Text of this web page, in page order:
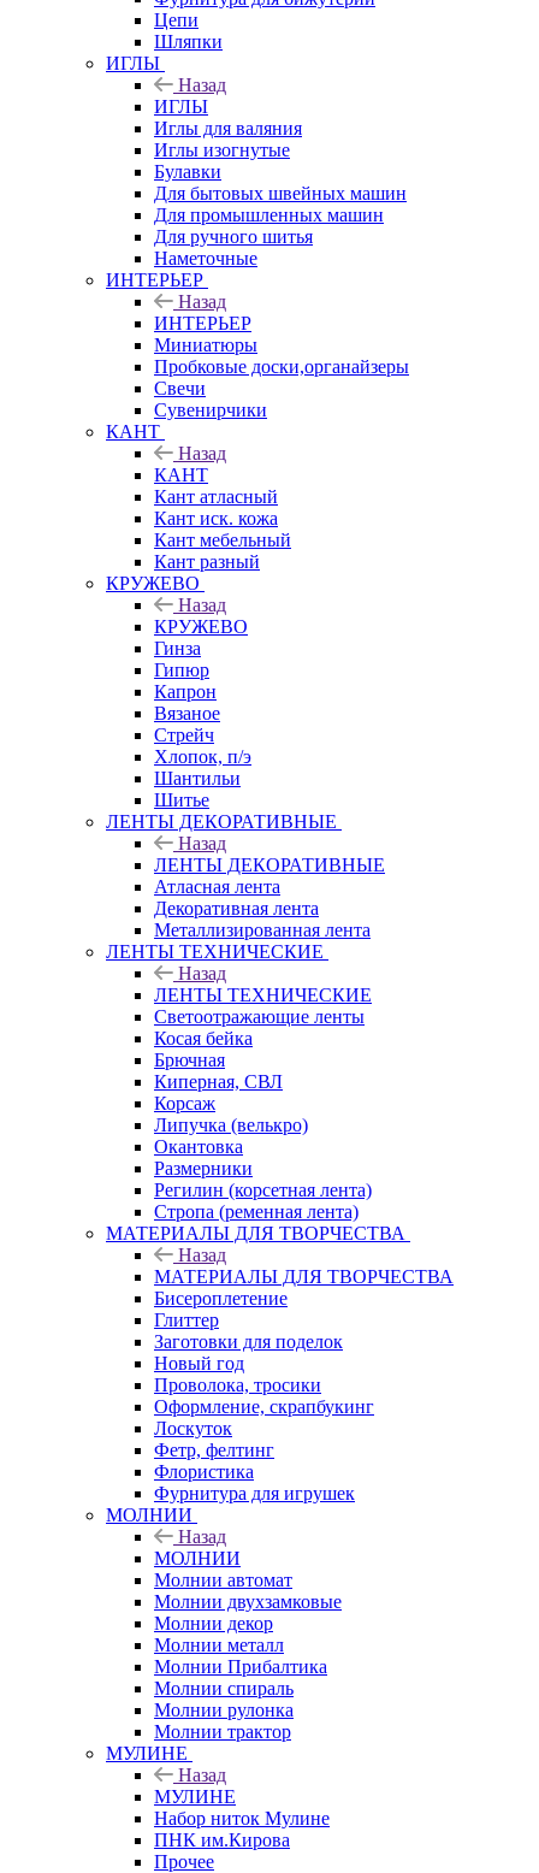
Цепи
Шляпки
ИГЛЫ
Назад
ИГЛЫ
Иглы для валяния
Иглы изогнутые
Булавки
Для бытовых швейных машин
Для промышленных машин
Для ручного шитья
Наметочные
ИНТЕРЬЕР
Назад
ИНТЕРЬЕР
Миниатюры
Пробковые доски,органайзеры
Свечи
Сувенирчики
КАНТ
Назад
КАНТ
Кант атласный
Кант иск. кожа
Кант мебельный
Кант разный
КРУЖЕВО
Назад
КРУЖЕВО
Гинза
Гипюр
Капрон
Вязаное
Стрейч
Хлопок, п/э
Шантильи
Шитье
ЛЕНТЫ ДЕКОРАТИВНЫЕ
Назад
ЛЕНТЫ ДЕКОРАТИВНЫЕ
Атласная лента
Декоративная лента
Металлизированная лента
ЛЕНТЫ ТЕХНИЧЕСКИЕ
Назад
ЛЕНТЫ ТЕХНИЧЕСКИЕ
Светоотражающие ленты
Косая бейка
Брючная
Киперная, СВЛ
Корсаж
Липучка (велькро)
Окантовка
Размерники
Регилин (корсетная лента)
Стропа (ременная лента)
МАТЕРИАЛЫ ДЛЯ ТВОРЧЕСТВА
Назад
МАТЕРИАЛЫ ДЛЯ ТВОРЧЕСТВА
Бисероплетение
Глиттер
Заготовки для поделок
Новый год
Проволока, тросики
Оформление, скрапбукинг
Лоскуток
Фетр, фелтинг
Флористика
Фурнитура для игрушек
МОЛНИИ
Назад
МОЛНИИ
Молнии автомат
Молнии двухзамковые
Молнии декор
Молнии металл
Молнии Прибалтика
Молнии спираль
Молнии рулонка
Молнии трактор
МУЛИНЕ
Назад
МУЛИНЕ
Набор ниток Мулине
ПНК им.Кирова
Прочее